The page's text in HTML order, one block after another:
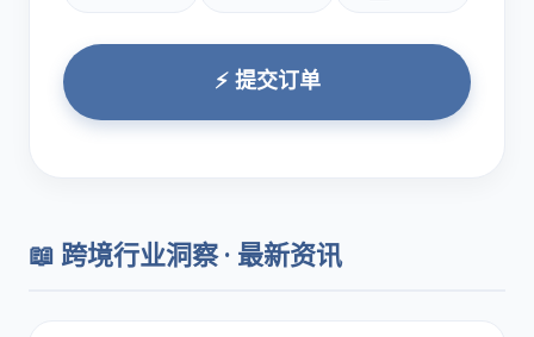
⚡ 提交订单
📖 跨境行业洞察 · 最新资讯